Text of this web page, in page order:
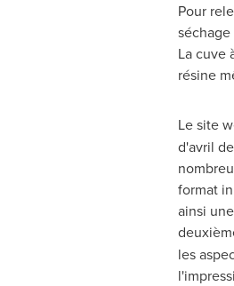
Pour
La cuve
résine
Le site
d'avril
format
ainsi
les